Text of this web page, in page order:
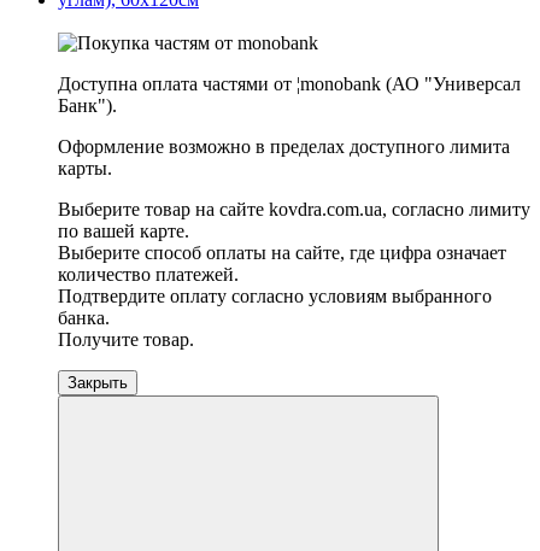
Доступна оплата частями от ¦monobank (АО "Универсал
Банк").
Оформление возможно в пределах доступного лимита
карты.
Выберите товар на сайте kovdra.com.ua, согласно лимиту
по вашей карте.
Выберите способ оплаты на сайте, где цифра означает
количество платежей.
Подтвердите оплату согласно условиям выбранного
банка.
Получите товар.
Закрыть